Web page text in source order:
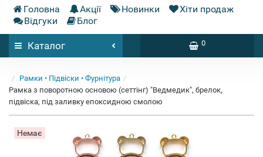
Головна Акції Новинки
Хіти продаж
Відгуки
Блог
Каталог 0
Рамки • Підвіски • Фурнітура
Рамка з поворотною основою (сеттінг) "Ведмедик", брелок,
підвіска, під заливку епоксидною смолою
Немає